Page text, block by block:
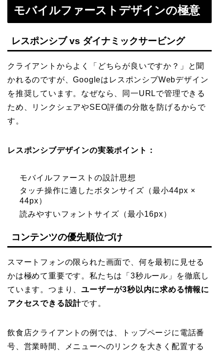
モバイルファーストデザインの極意
レスポンシブ vs ダイナミックサービング
クライアントからよく「どちらが良いですか？」と聞
かれるのですが、GoogleはレスポンシブWebデザイン
を推奨しています。なぜなら、同一URLで管理できる
ため、リンクシェアやSEO評価の分散を防げるからで
す。
レスポンシブデザインの実装ポイント：
モバイルファーストの設計思想
タッチ操作に適したボタンサイズ（最小44px ×
44px）
読みやすいフォントサイズ（最小16px）
コンテンツの優先順位づけ
スマートフォンの限られた画面で、何を最初に見せる
かは極めて重要です。私たちは「3秒ルール」を徹底し
ています。つまり、ユーザーが3秒以内に求める情報に
アクセスできる設計です。
飲食店クライアントの例では、トップページに電話番
号、営業時間、メニューへのリンクを大きく配置する